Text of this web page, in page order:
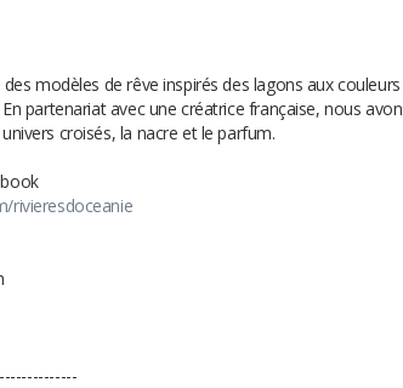
des modèles de rêve inspirés des lagons aux
partenariat avec une créatrice française, nous
croisés, la nacre et le parfum.
rivieresdoceanie